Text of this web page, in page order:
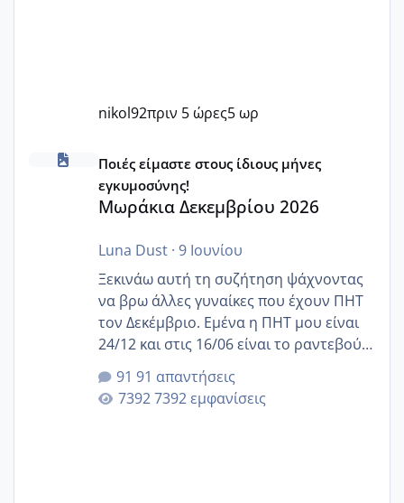
nikol92πριν 5 ώρες5 ωρ
Μωράκια Δεκεμβρίου 2026
Ποιές είμαστε στους ίδιους μήνες
εγκυμοσύνης!
Μωράκια Δεκεμβρίου 2026
Luna Dust· 9 Ιουνίου
Ξεκινάω αυτή τη συζήτηση ψάχνοντας
να βρω άλλες γυναίκες που έχουν ΠΗΤ
τον Δεκέμβριο. Εμένα η ΠΗΤ μου είναι
24/12 και στις 16/06 είναι το ραντεβού
της αυχενικής διαφάνειας. Έχω αρκετό
άγχος και οι μέρες δεν φαίνεται να
περνάνε με τίποτα.
91 απαντήσεις
7392 εμφανίσεις